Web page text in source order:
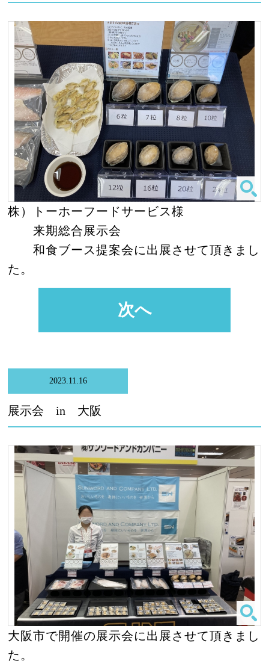
株）トーホーフードサービス様
来期総合展示会
和食ブース提案会に出展させて頂きまし
た。
次へ
2023.11.16
展示会 in 大阪
大阪市で開催の展示会に出展させて頂きまし
た。